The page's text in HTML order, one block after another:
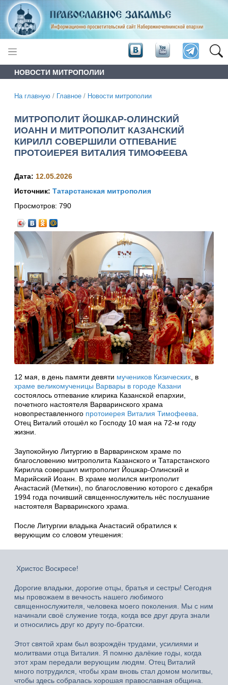
НОВОСТИ МИТРОПОЛИИ
На главную / Главное / Новости митрополии
МИТРОПОЛИТ ЙОШКАР-ОЛИНСКИЙ
ИОАНН И МИТРОПОЛИТ КАЗАНСКИЙ
КИРИЛЛ СОВЕРШИЛИ ОТПЕВАНИЕ
ПРОТОИЕРЕЯ ВИТАЛИЯ ТИМОФЕЕВА
Дата: 12.05.2026
Источник: Татарстанская митрополия
Просмотров: 790
12 мая, в день памяти девяти мучеников Кизических , в
храме великомученицы Варвары в городе Казани
состоялось отпевание клирика Казанской епархии,
почетного настоятеля Варваринского храма
новопреставленного протоиерея Виталия Тимофеева
Отец Виталий отошёл ко Господу 10 мая на 72-м году
жизни.
Заупокойную Литургию в Варваринском храме по
благословению митрополита Казанского и Татарстанского
Кирилла совершил митрополит Йошкар-Олинский и
Марийский Иоанн. В храме молился митрополит
Анастасий (Меткин), по благословению которого с декабря
1994 года почивший священнослужитель нёс послушание
настоятеля Варваринского храма.
После Литургии владыка Анастасий обратился к
верующим со словом утешения:
Христос Воскресе!
Дорогие владыки, дорогие отцы, братья и сестры! Сегодня
мы провожаем в вечность нашего любимого
священнослужителя, человека моего поколения. Мы с ним
начинали своё служение тогда, когда все друг друга знали
и относились друг ко другу по-братски.
Этот святой храм был возрождён трудами, усилиями и
молитвами отца Виталия. Я помню далёкие годы, когда
этот храм передали верующим людям. Отец Виталий
много потрудился, чтобы храм вновь стал домом молитвы,
чтобы здесь собралась хорошая православная община.